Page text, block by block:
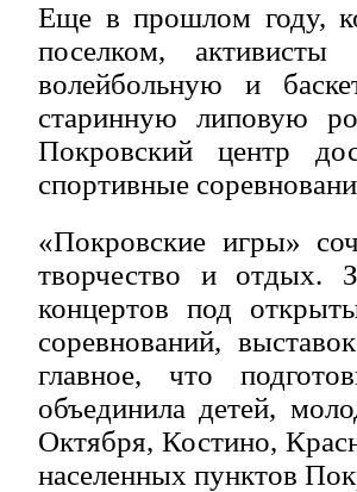
Еще в прошлом году,
поселком, активисты
волейбольную и
старинную липовую
Покровский центр
спортивные
«Покровские игры»
творчество и отдых.
концертов под
соревнований,
главное, что
объединила детей,
Октября, Костино,
населенных пунктов